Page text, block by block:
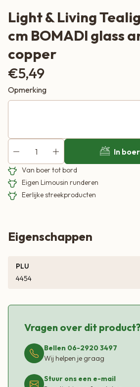
Light & Living
cm BOMADI glass
copper
€5,49
Opmerking
In
Van boer tot bord
Eigen Limousin runderen
Eerlijke streekproducten
Eigenschappen
PLU
4454
Vragen over dit product?
Bellen 06-2920 3497
Wij helpen je graag
Stuur ons een e-mail